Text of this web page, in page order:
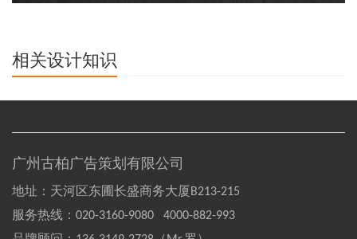
相关设计知识
广州古柏广告策划有限公司
地址：天河区东圃长盛商务大厦B213-215
服务热线： 020-3160-9080 4000-882-993